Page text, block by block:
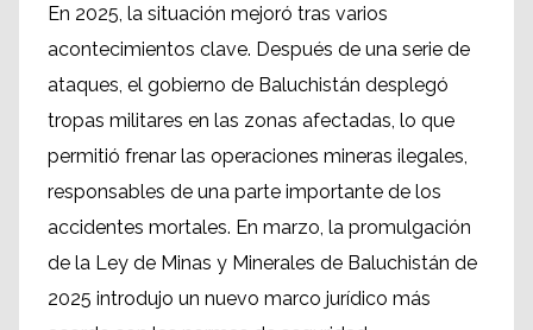
En 2025, la situación mejoró tras varios
acontecimientos clave. Después de una serie de
ataques, el gobierno de Baluchistán desplegó
tropas militares en las zonas afectadas, lo que
permitió frenar las operaciones mineras ilegales,
responsables de una parte importante de los
accidentes mortales. En marzo, la promulgación
de la Ley de Minas y Minerales de Baluchistán de
2025 introdujo un nuevo marco jurídico más